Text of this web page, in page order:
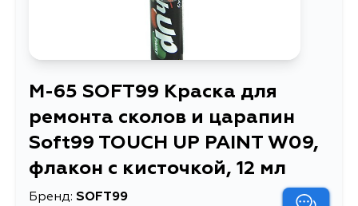
M-65 SOFT99 Краска для
ремонта сколов и царапин
Soft99 TOUCH UP PAINT W09,
флакон с кисточкой, 12 мл
Бренд: SOFT99